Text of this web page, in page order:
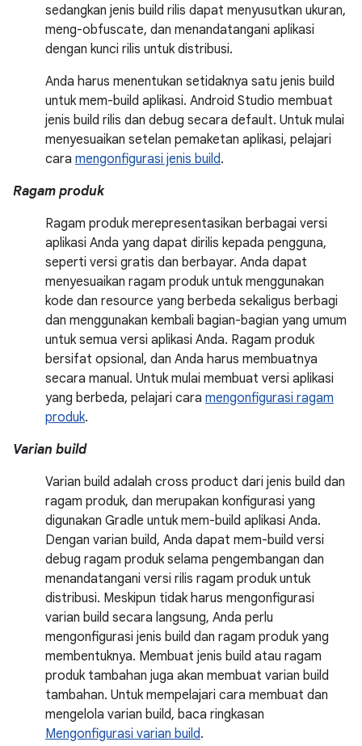
sedangkan jenis build rilis dapat menyusutkan ukuran,
meng-obfuscate, dan menandatangani aplikasi
dengan kunci rilis untuk distribusi.
Anda harus menentukan setidaknya satu jenis build
untuk mem-build aplikasi. Android Studio membuat
jenis build rilis dan debug secara default. Untuk mulai
menyesuaikan setelan pemaketan aplikasi, pelajari
cara mengonfigurasi jenis build.
Ragam produk
Ragam produk merepresentasikan berbagai versi
aplikasi Anda yang dapat dirilis kepada pengguna,
seperti versi gratis dan berbayar. Anda dapat
menyesuaikan ragam produk untuk menggunakan
kode dan resource yang berbeda sekaligus berbagi
dan menggunakan kembali bagian-bagian yang umum
untuk semua versi aplikasi Anda. Ragam produk
bersifat opsional, dan Anda harus membuatnya
secara manual. Untuk mulai membuat versi aplikasi
yang berbeda, pelajari cara mengonfigurasi ragam
produk.
Varian build
Varian build adalah cross product dari jenis build dan
ragam produk, dan merupakan konfigurasi yang
digunakan Gradle untuk mem-build aplikasi Anda.
Dengan varian build, Anda dapat mem-build versi
debug ragam produk selama pengembangan dan
menandatangani versi rilis ragam produk untuk
distribusi. Meskipun tidak harus mengonfigurasi
varian build secara langsung, Anda perlu
mengonfigurasi jenis build dan ragam produk yang
membentuknya. Membuat jenis build atau ragam
produk tambahan juga akan membuat varian build
tambahan. Untuk mempelajari cara membuat dan
mengelola varian build, baca ringkasan
Mengonfigurasi varian build.